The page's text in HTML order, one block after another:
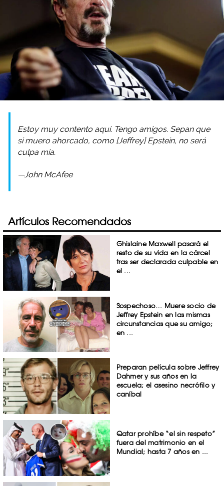
Estoy muy contento aquí. Tengo amigos. Sepan que
si muero ahorcado, como [Jeffrey] Epstein, no será
culpa mía.
—John McAfee
Artículos Recomendados
Ghislaine Maxwell pasará el
resto de su vida en la cárcel
tras ser declarada culpable en
el ...
Sospechoso… Muere socio de
Jeffrey Epstein en las mismas
circunstancias que su amigo;
en ...
Preparan película sobre Jeffrey
Dahmer y sus años en la
escuela; el asesino necrófilo y
caníbal
Qatar prohíbe “el sin respeto”
fuera del matrimonio en el
Mundial; hasta 7 años en ...